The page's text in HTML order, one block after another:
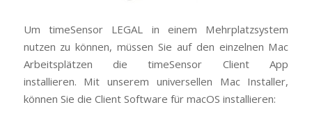
Um timeSensor LEGAL in einem Mehrplatzsystem
nutzen zu können, müssen Sie auf den einzelnen Mac
Arbeitsplätzen die timeSensor Client App
installieren. Mit unserem universellen Mac Installer,
können Sie die Client Software für macOS installieren: